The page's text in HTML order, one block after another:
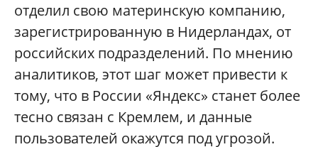
отделил свою материнскую компанию,
зарегистрированную в Нидерландах, от
российских подразделений. По мнению
аналитиков, этот шаг может привести к
тому, что в России «Яндекс» станет более
тесно связан с Кремлем, и данные
пользователей окажутся под угрозой.